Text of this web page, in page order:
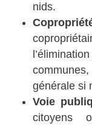
nids.
générale si
Voie
citoyens